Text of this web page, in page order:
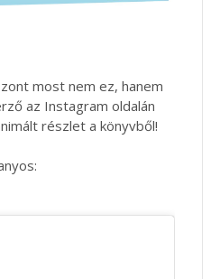
most nem ez, hanem
az Instagram oldalán
részlet a könyvből!